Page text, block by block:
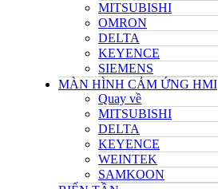
MITSUBISHI
OMRON
DELTA
KEYENCE
SIEMENS
MÀN HÌNH CẢM ỨNG HMI
Quay về
MITSUBISHI
DELTA
KEYENCE
WEINTEK
SAMKOON